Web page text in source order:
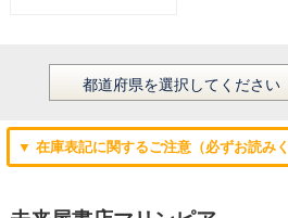
▼ 在庫表記に関するご注意（必ずお読みく